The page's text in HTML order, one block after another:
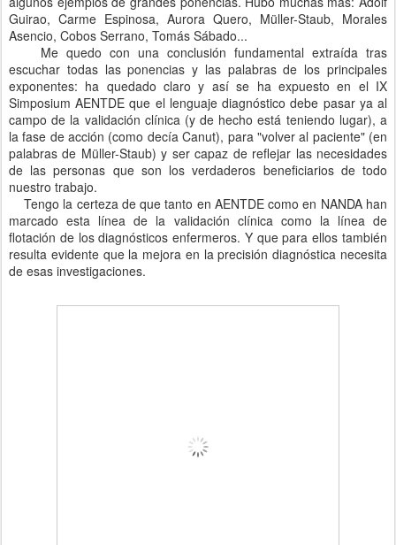
Guirao, Carme Espinosa, Aurora Quero, Müller-Staub, Morales
Asencio, Cobos Serrano, Tomás Sábado...
Me quedo con una conclusión fundamental extraída tras
escuchar todas las ponencias y las palabras de los principales
exponentes: ha quedado claro y así se ha expuesto en el IX
Simposium AENTDE que el lenguaje diagnóstico debe pasar ya al
campo de la validación clínica (y de hecho está teniendo lugar), a
la fase de acción (como decía Canut), para "volver al paciente" (en
palabras de Müller-Staub) y ser capaz de reflejar las necesidades
de las personas que son los verdaderos beneficiarios de todo
nuestro trabajo.
Tengo la certeza de que tanto en AENTDE como en NANDA han
marcado esta línea de la validación clínica como la línea de
flotación de los diagnósticos enfermeros. Y que para ellos también
resulta evidente que la mejora en la precisión diagnóstica necesita
de esas investigaciones.